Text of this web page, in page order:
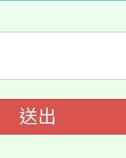
導、社會
參加。
活動海報
。
參觀特色
計畫」
育部表揚
獻獎」
送出